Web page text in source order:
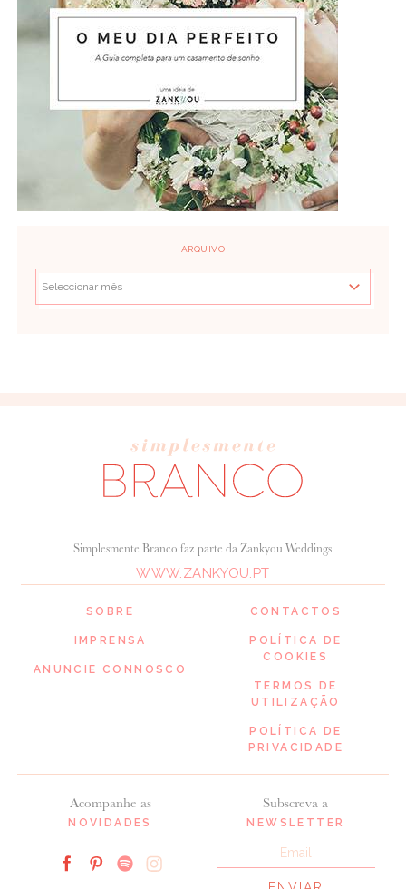
ARQUIVO
SOBRE
IMPRENSA
ANUNCIE CONNOSCO
Acompanhe as
NOVIDADES
Simplesmente Branco faz parte da Zankyou Weddings
WWW.ZANKYOU.PT
Subscreva a
NEWSLETTER
CONTACTOS
POLÍTICA DE
COOKIES
TERMOS DE
UTILIZAÇÃO
POLÍTICA DE
PRIVACIDADE